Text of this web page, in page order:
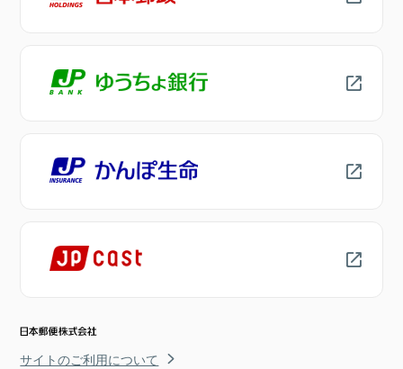
サイトのご利用について